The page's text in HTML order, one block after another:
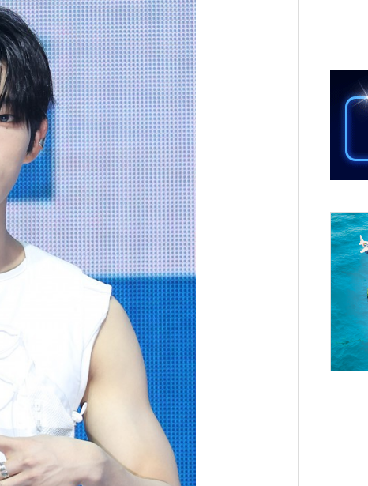
여야, 황희 '버스 하우스' 공방…野 "청년 우롱
풀무원재단, '국제과학연극제 2026'서 어린이 과
현대그린푸드 '텍사스로드하우스' 잠실점, 직장
與 "세제개편안 8월 말 당정 조율 완료…초고가